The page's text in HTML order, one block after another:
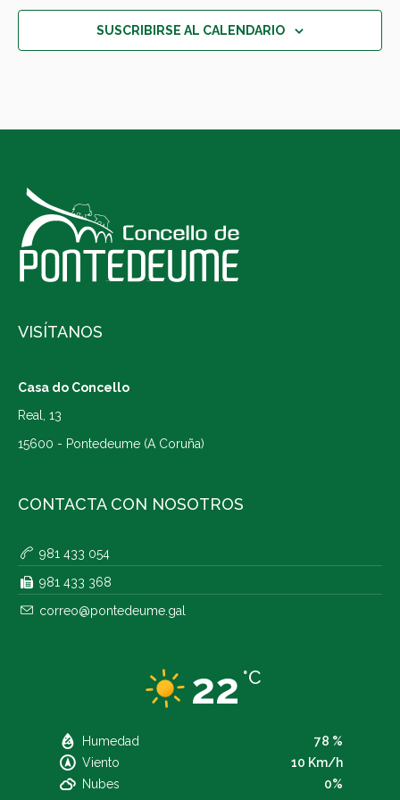
SUSCRIBIRSE AL CALENDARIO
VISÍTANOS
Casa do Concello
Real, 13
15600 - Pontedeume (A Coruña)
CONTACTA CON NOSOTROS
981 433 054
981 433 368
correo@pontedeume.gal
22 °C
Humedad
78 %
Viento
10 Km/h
Nubes
0%